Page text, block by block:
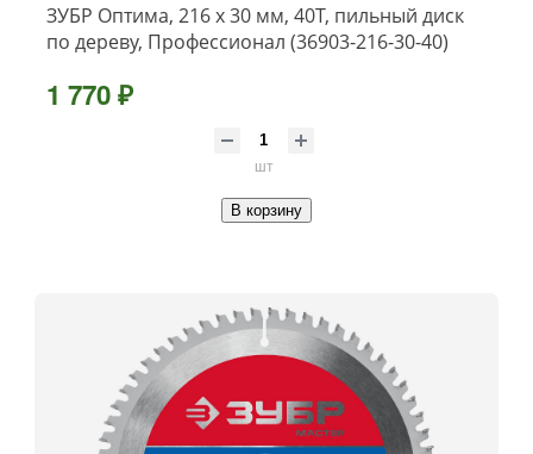
ЗУБР Оптима, 216 x 30 мм, 40Т, пильный диск
по дереву, Профессионал (36903-216-30-40)
1 770 ₽
шт
В корзину